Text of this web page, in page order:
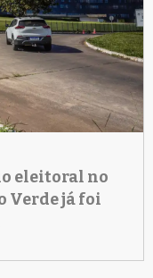
eleitoral no
Verde já foi